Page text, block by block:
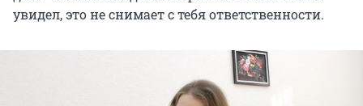
увидел, это не снимает с тебя ответственности.